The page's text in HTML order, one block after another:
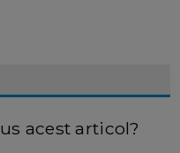
acest articol?